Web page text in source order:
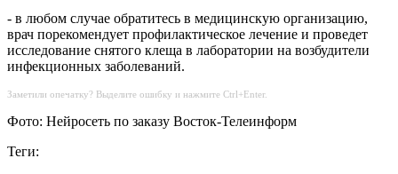
- в любом случае обратитесь в медицинскую организацию,
врач порекомендует профилактическое лечение и проведет
исследование снятого клеща в лаборатории на возбудители
инфекционных заболеваний.
Заметили опечатку? Выделите ошибку и нажмите Ctrl+Enter.
Фото: Нейросеть по заказу Восток-Телеинформ
Теги: